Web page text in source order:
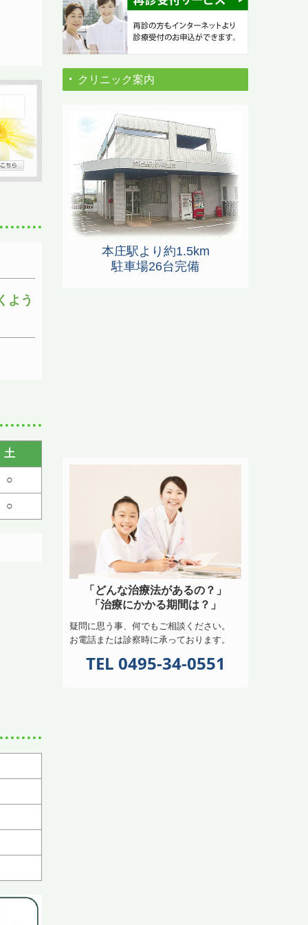
よう
土
○
○
クリニック案内
本庄駅より約1.5km
駐車場26台完備
「どんな治療法があるの？」
「治療にかかる期間は？」
疑問に思う事、何でもご相談ください。
お電話または診察時に承っております。
TEL 0495-34-0551